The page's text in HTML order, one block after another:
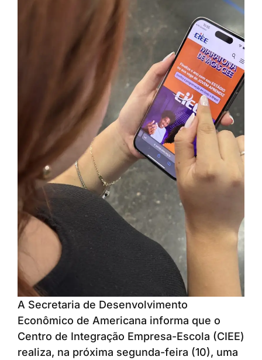
A Secretaria de Desenvolvimento
Econômico de Americana informa que o
Centro de Integração Empresa-Escola (CIEE)
realiza, na próxima segunda-feira (10), uma